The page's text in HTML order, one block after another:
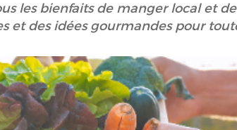
les bienfaits de manger local et
et des idées gourmandes pour